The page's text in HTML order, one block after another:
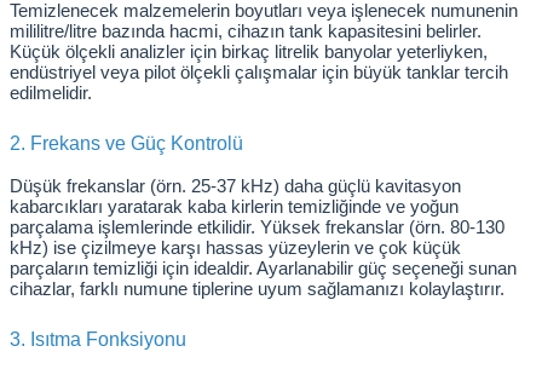
Temizlenecek malzemelerin boyutları veya işlenecek numunenin
mililitre/litre bazında hacmi, cihazın tank kapasitesini belirler.
Küçük ölçekli analizler için birkaç litrelik banyolar yeterliyken,
endüstriyel veya pilot ölçekli çalışmalar için büyük tanklar tercih
edilmelidir.
2. Frekans ve Güç Kontrolü
Düşük frekanslar (örn. 25-37 kHz) daha güçlü kavitasyon
kabarcıkları yaratarak kaba kirlerin temizliğinde ve yoğun
parçalama işlemlerinde etkilidir. Yüksek frekanslar (örn. 80-130
kHz) ise çizilmeye karşı hassas yüzeylerin ve çok küçük
parçaların temizliği için idealdir. Ayarlanabilir güç seçeneği sunan
cihazlar, farklı numune tiplerine uyum sağlamanızı kolaylaştırır.
3. Isıtma Fonksiyonu